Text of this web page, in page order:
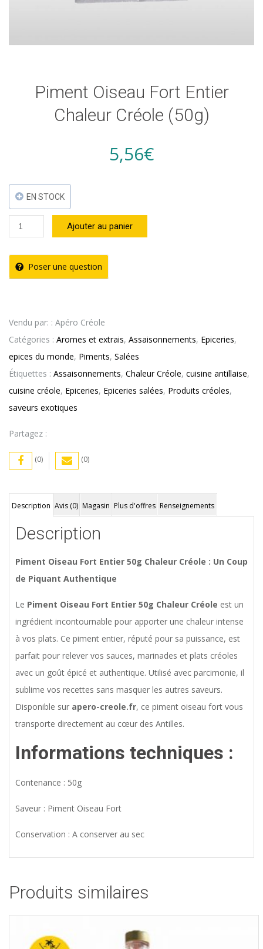
Piment Oiseau Fort Entier
Chaleur Créole (50g)
5,56€
EN STOCK
quantité
de
Piment
Oiseau
Chaleur
Créole
(50g)
Ajouter au panier
Poser une question
Vendu par: : Apéro Créole
Catégories : Aromes et extrais, Assaisonnements, Epiceries,
epices du monde, Piments, Salées
Étiquettes : Assaisonnements, Chaleur Créole, cuisine antillaise,
cuisine créole, Epiceries, Epiceries salées, Produits créoles,
saveurs exotiques
Partagez :
(0) (0)
Description Avis (0) Magasin Plus d'offres Renseignements
Description
Piment Oiseau Fort Entier 50g Chaleur Créole : Un Coup
de Piquant Authentique
Le Piment Oiseau Fort Entier 50g Chaleur Créole est un
ingrédient incontournable pour apporter une chaleur intense
à vos plats. Ce piment entier, réputé pour sa puissance, est
parfait pour relever vos sauces, marinades et plats créoles
avec un goût épicé et authentique. Utilisé avec parcimonie, il
sublime vos recettes sans masquer les autres saveurs.
Disponible sur apero-creole.fr, ce piment oiseau fort vous
transporte directement au cœur des Antilles.
Informations techniques :
Contenance : 50g
Saveur : Piment Oiseau Fort
Conservation : A conserver au sec
Produits similaires